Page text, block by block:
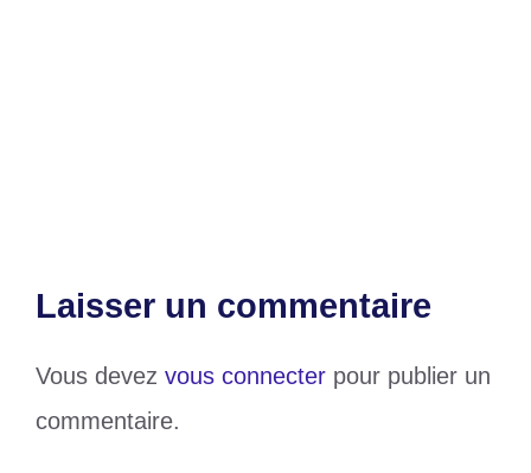
Laisser un commentaire
Vous devez vous connecter pour publier un
commentaire.